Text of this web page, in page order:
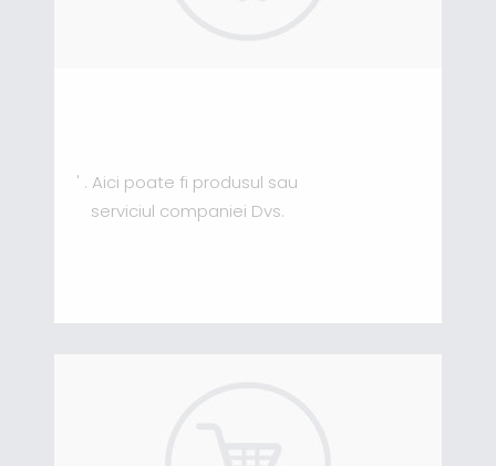
' . Aici poate fi produsul sau
serviciul companiei Dvs.